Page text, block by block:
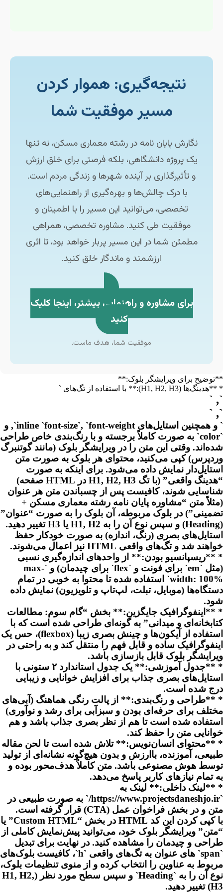
نتیجه‌گیری: هموار کردن
مسیر موفقیت شما
نگارش پایان نامه در رشته معماری مسکن، نه تنها
یک پروژه دانشگاهی، بلکه فرصتی برای خلق ارزش
و تأثیرگذاری بر آینده شهرها و زندگی مردم است.
با درک چالش‌ها و بهره‌گیری از راهنمایی‌های
تخصصی، می‌توانید این مسیر را با اطمینان و
موفقیت طی کنید. مشاوره تخصصی، همراهی
مطمئن شما در این مسیر پربار خواهد بود، تا اثری
ارزشمند و ماندگار خلق کنید.
برای مشاوره و راهنمایی بیشتر، اینجا کلیک
کنید
موفقیت شما، هدف ماست.
**توضیح برای ویرایشگر بلوک:**
* **هدینگ‌ها (H1, H2, H3):** با استفاده از تگ‌های `
`, `
`, `
` و همچنین استایل‌های inline `font-size`, `font-weight`, و
`color` به صورت کاملاً برجسته و با رنگ‌بندی خاص طراحی
شده‌اند. وقتی این متن را در ویرایشگر بلوک (مانند گوتنبرگ
وردپرس) کپی می‌کنید، محتوای هر بلوک به صورت متن
استایل‌دار نمایش داده می‌شود. برای اینکه به صورت
“هدینگ واقعی” (با تگ H1, H2, H3 در HTML صفحه)
شناسایی شوند، کافیست پس از چسباندن متن هر عنوان
(مثلاً متن “مشاوره پایان نامه رشته معماری مسکن +
تضمینی”) در بلوک مربوطه، آن بلوک را به صورت “عنوان”
(Heading) و سپس نوع آن را به H1, H2 یا H3 تغییر دهید.
استایل‌های بصری (رنگ، اندازه) به صورت خودکار حفظ
خواهند شد و تگ‌های واقعی HTML نیز اعمال می‌شوند.
* **ریسپانسیو بودن:** از واحدهای اندازه‌گیری نسبی
(مثل `em` برای فونت و `flex` برای چیدمان) و `max-
width: 100%` استفاده شده تا محتوا به خوبی در تمام
دستگاه‌ها (موبایل، تبلت، لپ‌تاپ و تلویزیون) نمایش داده
شود.
* **اینفوگرافیک جایگزین:** بخش “گام سوم: مطالعات
کتابخانه‌ای و میدانی” به گونه‌ای طراحی شده است که با
استفاده از آیکون‌ها و چینش بصری زیبا (flexbox)، حس یک
اینفوگرافیک ساده و قابل فهم را منتقل کند و به راحتی در
ویرایشگر بلوک قابل بازسازی باشد.
* **جدول آموزشی:** یک جدول استاندارد ۲ ستونی با
استایل‌های بصری جذاب برای افزایش خوانایی و زیبایی
درج شده است.
* **طراحی و رنگ‌بندی:** از پالت رنگی هماهنگ (آبی‌های
مختلف برای حرفه‌ای بودن و سبزآبی برای رشد و نوآوری)
استفاده شده است تا هم از نظر بصری جذاب باشد و هم
خوانایی متن را حفظ کند.
* **محتوای انسان‌نویس:** تلاش شده است تا لحن مقاله
طبیعی، آموزنده، باارزش و بدون هیچ‌گونه نشانه‌ای از تولید
توسط هوش مصنوعی باشد. متن کاملاً هدف‌محور بوده و
به تمام نیازهای کاربر پاسخ می‌دهد.
* **لینک داخلی:** لینک به
`https://www.projectsdaneshjo.ir/` به صورت طبیعی در
متن و در بخش فراخوان عمل (CTA) قرار گرفته است.
با کپی کردن این کد HTML در بخش “Custom HTML” یا
“متن” ویرایشگر بلوک خود، می‌توانید پیش‌نمایش کاملی از
طراحی و چیدمان را مشاهده کنید. در نهایت برای تبدیل
`span` های عنوان به تگ‌های واقعی `h`، کافیست بلوک‌های
مربوط به عناوین را انتخاب کرده و از منوی تنظیمات بلوک،
نوع آن را به `Heading` و سپس سطح مورد نظر (H1, H2,
H3) تغییر دهید.